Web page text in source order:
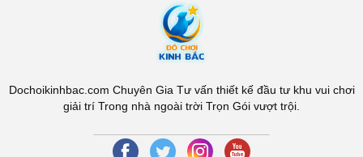
Dochoikinhbac.com Chuyên Gia Tư vấn thiết kế đầu tư khu vui chơi
giải trí Trong nhà ngoài trời Trọn Gói vượt trội.